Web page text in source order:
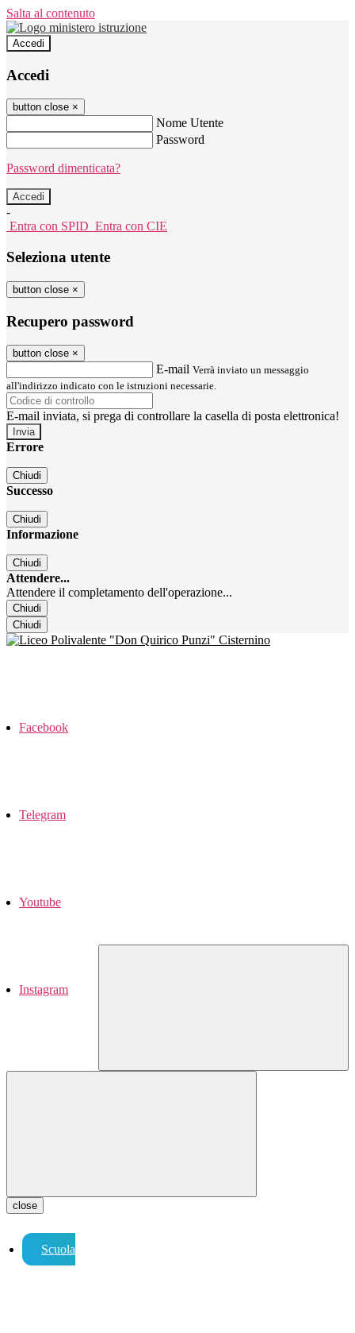
Salta al contenuto
Accedi
Accedi
button close ×
Nome Utente
Password
Password dimenticata?
-
Entra con SPID Entra con CIE
Seleziona utente
button close ×
Recupero password
button close ×
E-mail Verrà inviato un messaggio
all'indirizzo indicato con le istruzioni necessarie.
E-mail inviata, si prega di controllare la casella di posta elettronica!
Errore
Chiudi
Successo
Chiudi
Informazione
Chiudi
Attendere...
Attendere il completamento dell'operazione...
Chiudi
Chiudi
Facebook
Telegram
Youtube
Instagram
close
Scuola